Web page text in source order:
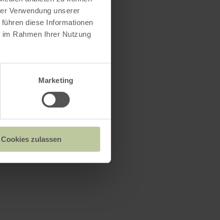
Verwendung unserer
diese Informationen
Rahmen Ihrer Nutzung
Marketing
Cookies zulassen